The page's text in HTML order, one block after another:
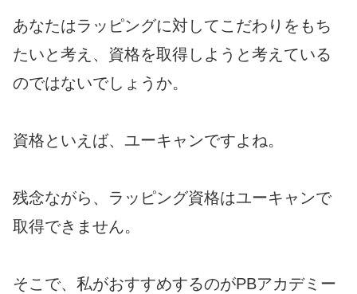
あなたはラッピングに対してこだわりをもち
たいと考え、資格を取得しようと考えている
のではないでしょうか。
資格といえば、ユーキャンですよね。
残念ながら、ラッピング資格はユーキャンで
取得できません。
そこで、私がおすすめするのがPBアカデミー